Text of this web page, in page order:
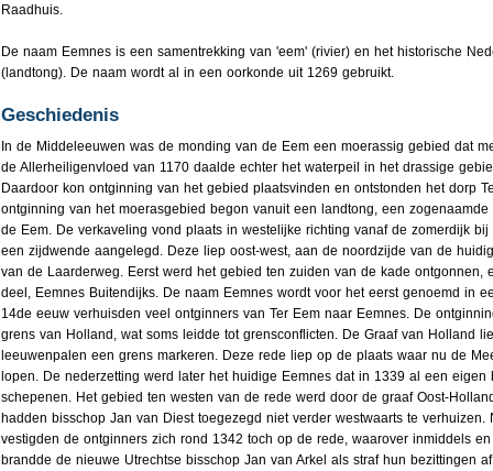
Raadhuis.
De naam Eemnes is een samentrekking van 'eem' (rivier) en het historische
(landtong). De naam wordt al in een oorkonde uit 1269 gebruikt.
Geschiedenis
In de Middeleeuwen was de monding van de Eem een moerassig gebied dat
de Allerheiligenvloed van 1170 daalde echter het waterpeil in het drassige
Daardoor kon ontginning van het gebied plaatsvinden en ontstonden het dorp
ontginning van het moerasgebied begon vanuit een landtong, een
de Eem. De verkaveling vond plaats in westelijke richting vanaf de zomerdijk bij
een zijdwende aangelegd. Deze liep oost-west, aan de noordzijde van de
van de Laarderweg. Eerst werd het gebied ten zuiden van de kade ontgonnen,
deel, Eemnes Buitendijks. De naam Eemnes wordt voor het eerst genoemd in
14de eeuw verhuisden veel ontginners van Ter Eem naar Eemnes. De
grens van Holland, wat soms leidde tot grensconflicten. De Graaf van Holland
leeuwenpalen een grens markeren. Deze rede liep op de plaats waar nu de
lopen. De nederzetting werd later het huidige Eemnes dat in 1339 al een eigen
schepenen. Het gebied ten westen van de rede werd door de graaf Oost-
hadden bisschop Jan van Diest toegezegd niet verder westwaarts te
vestigden de ontginners zich rond 1342 toch op de rede, waarover inmiddels
brandde de nieuwe Utrechtse bisschop Jan van Arkel als straf hun bezittingen